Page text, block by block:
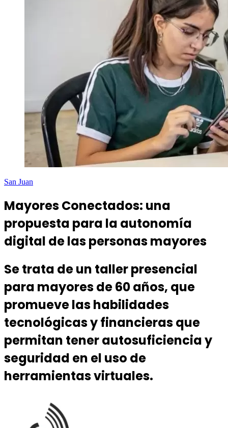
San Juan
Mayores Conectados: una
propuesta para la autonomía
digital de las personas mayores
Se trata de un taller presencial
para mayores de 60 años, que
promueve las habilidades
tecnológicas y financieras que
permitan tener autosuficiencia y
seguridad en el uso de
herramientas virtuales.